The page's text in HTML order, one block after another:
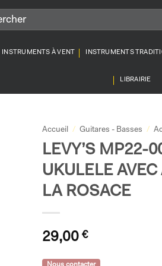
INSTRUMENTS À VENT INSTRUMENTS
LIBRAIRIE
Accueil / Guitares - Basses /
LEVY’S MP22-
UKULELE
LA ROSACE
29,00 €